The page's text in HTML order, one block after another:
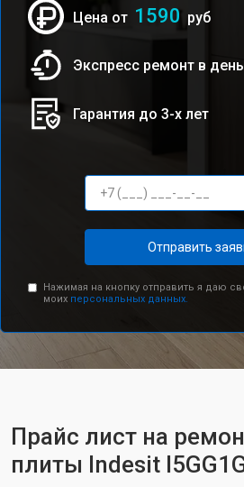
Цена от 1590 руб
Экспресс ремонт в
Гарантия до 3-х лет
Отправить
Нажимая на кнопку отправить я даю
моих персональных данных.
Прайс лист на
плиты Indesit